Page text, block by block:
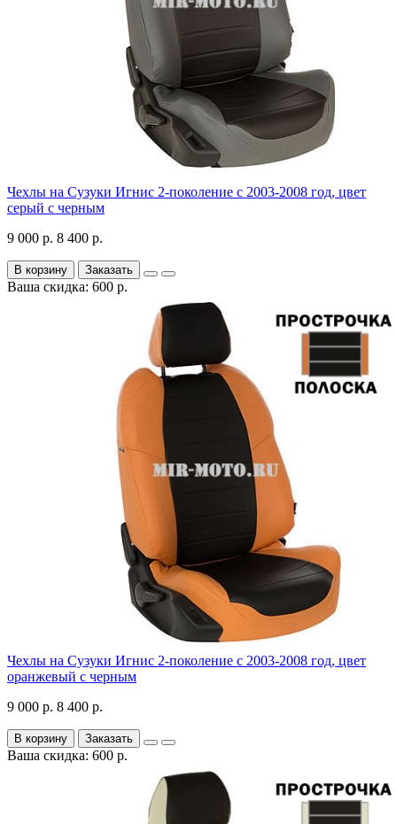
Чехлы на Сузуки Игнис 2-поколение с 2003-2008 год, цвет
серый с черным
9 000 р. 8 400 р.
В корзину Заказать
Ваша скидка: 600 р.
Чехлы на Сузуки Игнис 2-поколение с 2003-2008 год, цвет
оранжевый с черным
9 000 р. 8 400 р.
В корзину Заказать
Ваша скидка: 600 р.